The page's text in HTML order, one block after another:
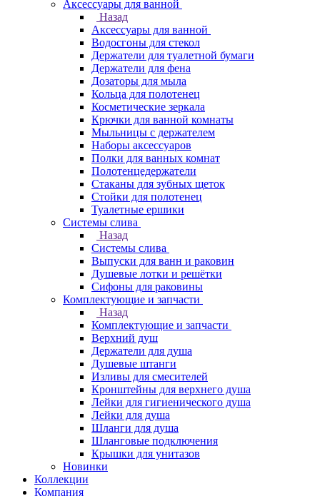
Аксессуары для ванной
Назад
Аксессуары для ванной
Водосгоны для стекол
Держатели для туалетной бумаги
Держатели для фена
Дозаторы для мыла
Кольца для полотенец
Косметические зеркала
Крючки для ванной комнаты
Мыльницы с держателем
Наборы аксессуаров
Полки для ванных комнат
Полотенцедержатели
Стаканы для зубных щеток
Стойки для полотенец
Туалетные ершики
Системы слива
Назад
Системы слива
Выпуски для ванн и раковин
Душевые лотки и решётки
Сифоны для раковины
Комплектующие и запчасти
Назад
Комплектующие и запчасти
Верхний душ
Держатели для душа
Душевые штанги
Изливы для смесителей
Кронштейны для верхнего душа
Лейки для гигиенического душа
Лейки для душа
Шланги для душа
Шланговые подключения
Крышки для унитазов
Новинки
Коллекции
Компания